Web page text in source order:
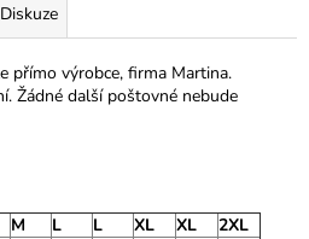
Diskuze
přímo výrobce, firma Martina.
Žádné další poštovné nebude
M L L XL XL
2XL